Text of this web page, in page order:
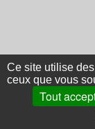
Ce site utilise
ceux que vous
Tout